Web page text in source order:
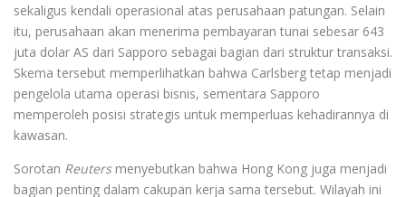
sekaligus kendali operasional atas perusahaan patungan. Selain
itu, perusahaan akan menerima pembayaran tunai sebesar 643
juta dolar AS dari Sapporo sebagai bagian dari struktur transaksi.
Skema tersebut memperlihatkan bahwa Carlsberg tetap menjadi
pengelola utama operasi bisnis, sementara Sapporo
memperoleh posisi strategis untuk memperluas kehadirannya di
kawasan.
Sorotan Reutersmenyebutkan bahwa Hong Kong juga menjadi
bagian penting dalam cakupan kerja sama tersebut. Wilayah ini